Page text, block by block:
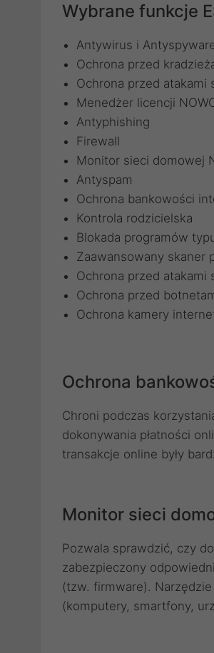
Wybrane funkcje
Antywirus i
Ochrona przed
Ochrona przed atakami
Menedżer licencji
Antyphishing
Firewall
Monitor sieci domowej
Antyspam
Ochrona bankowości
Kontrola rodzicielska
Blokada programów
Zaawansowany skaner
Ochrona przed atakami
Ochrona przed
Ochrona kamery
Ochrona
Chroni podczas
dokonywania płatności
transakcje online były
Monitor sieci
Pozwala sprawdzić, czy
zabezpieczony
(tzw. firmware).
(komputery, smartfony,